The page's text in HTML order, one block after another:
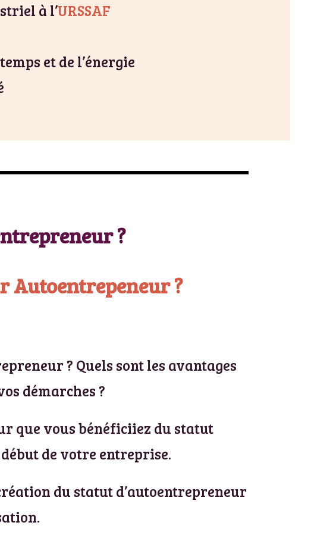
à l’URSSAF
et de l’énergie
?
Autoentrepeneur ?
? Quels sont les avantages
démarches ?
que vous bénéficiiez du statut
de votre entreprise.
du statut d’autoentrepreneur